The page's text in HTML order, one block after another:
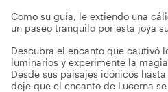
Como su guía, le extiendo una
un paseo tranquilo por esta joya
Descubra el encanto que cautivó
luminarios y experimente la
Desde sus paisajes icónicos
deje que el encanto de Lucerna